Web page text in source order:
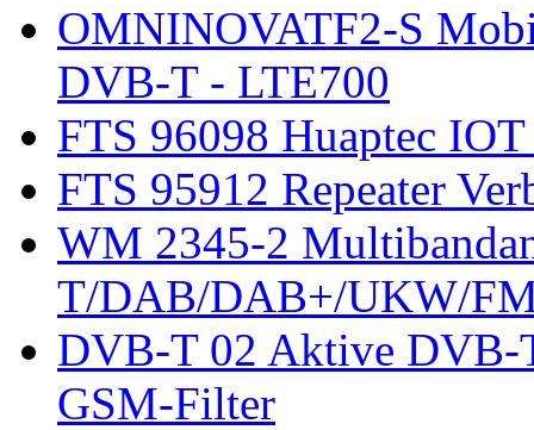
OMNINOVATF2-S
DVB-T - LTE700
FTS 96098 Huaptec
FTS 95912 Repeater
WM 2345-2
T/DAB/DAB+/UKW/
DVB-T 02 Aktive DVB-
GSM-Filter